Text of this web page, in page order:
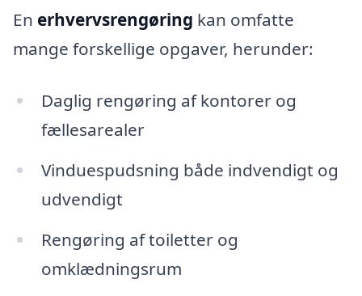
En erhvervsrengøring kan omfatte
mange forskellige opgaver, herunder:
Daglig rengøring af kontorer og
fællesarealer
Vinduespudsning både indvendigt og
udvendigt
Rengøring af toiletter og
omklædningsrum